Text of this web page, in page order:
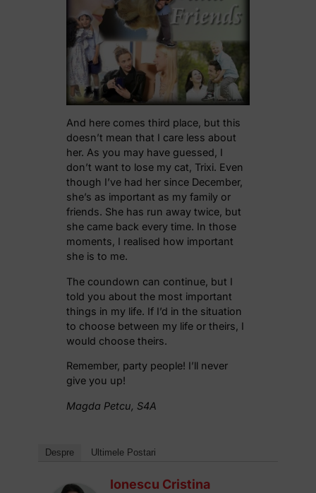
And here comes third place, but this
doesn’t mean that I care less about
her. As you may have guessed, I
don’t want to lose my cat, Trixi. Even
though I’ve had her since December,
she’s as important as my family or
friends. She has run away twice, but
she came back every time. In those
moments, I realised how important
she is to me.
The coundown can continue, but I
told you about the most important
things in my life. If I’d in the situation
to choose between my life or theirs, I
would choose theirs.
Remember, party people! I’ll never
give you up!
Magda Petcu, S4A
Despre Ultimele Postari
Ionescu Cristina